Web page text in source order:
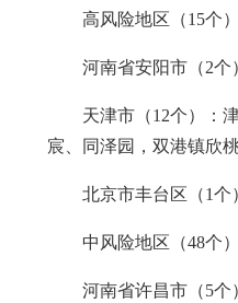
高风险地区（15个）
河南省安阳市（2个
天津市（12个）：
宸、同泽园，双港镇欣
北京市丰台区（1个
中风险地区（48个）
河南省许昌市（5